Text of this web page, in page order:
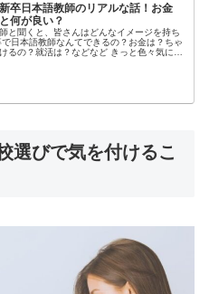
新卒日本語教師のリアルな話！お金
何が良い？
と聞くと、皆さんはどんなイメージを持ち
で日本語教師なんてできるの？お金は？ちゃ
るの？就活は？などなど きっと色々気にな
選びで気を付けるこ